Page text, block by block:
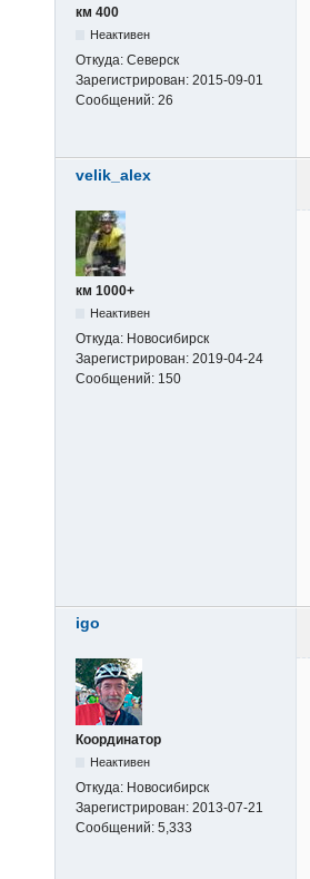
км 400
Неактивен
Откуда: Северск
Зарегистрирован: 2015-09-01
Сообщений: 26
velik_alex
км 1000+
Неактивен
Откуда: Новосибирск
Зарегистрирован: 2019-04-24
Сообщений: 150
igo
Координатор
Неактивен
Откуда: Новосибирск
Зарегистрирован: 2013-07-21
Сообщений: 5,333